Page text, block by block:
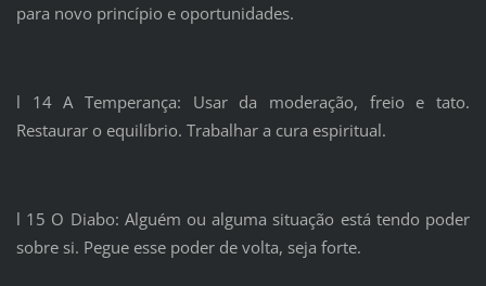
para novo princípio e oportunidades.
l 14 A Temperança: Usar da moderação, freio e tato.
Restaurar o equilíbrio. Trabalhar a cura espiritual.
l 15 O Diabo: Alguém ou alguma situação está tendo poder
sobre si. Pegue esse poder de volta, seja forte.